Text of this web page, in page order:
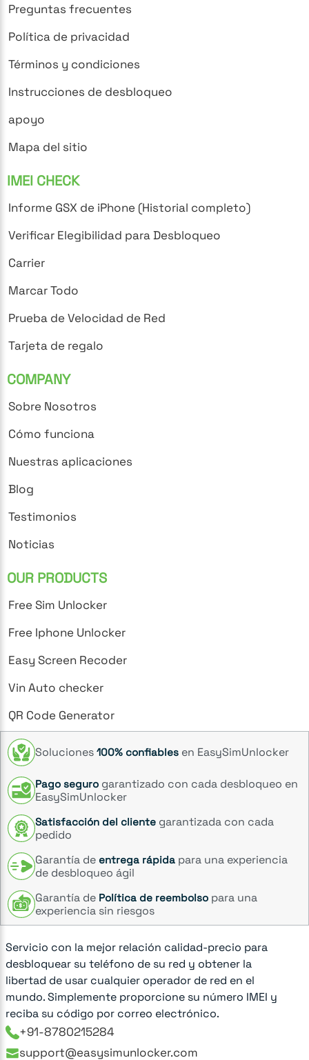
Preguntas frecuentes
Política de privacidad
Términos y condiciones
Instrucciones de desbloqueo
apoyo
Mapa del sitio
IMEI CHECK
Informe GSX de iPhone (Historial completo)
Verificar Elegibilidad para Desbloqueo
Carrier
Marcar Todo
Prueba de Velocidad de Red
Tarjeta de regalo
COMPANY
Sobre Nosotros
Cómo funciona
Nuestras aplicaciones
Blog
Testimonios
Noticias
OUR PRODUCTS
Free Sim Unlocker
Free Iphone Unlocker
Easy Screen Recoder
Vin Auto checker
QR Code Generator
Soluciones 100% confiables en EasySimUnlocker
Pago seguro garantizado con cada desbloqueo en
EasySimUnlocker
Satisfacción del cliente garantizada con cada
pedido
Garantía de entrega rápida para una experiencia
de desbloqueo ágil
Garantía de Política de reembolso para una
experiencia sin riesgos
Servicio con la mejor relación calidad-precio para
desbloquear su teléfono de su red y obtener la
libertad de usar cualquier operador de red en el
mundo. Simplemente proporcione su número IMEI y
reciba su código por correo electrónico.
+91-8780215284
support@easysimunlocker.com